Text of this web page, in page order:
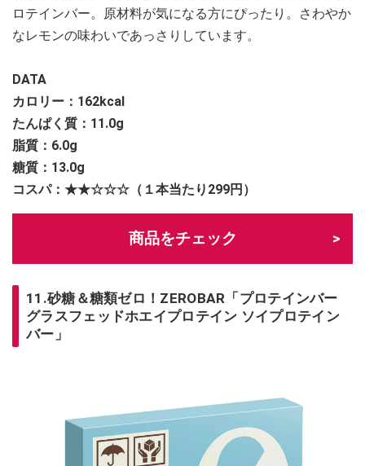
ロテインバー。原材料が気になる方にぴったり。さわやか
なレモンの味わいであっさりしています。
DATA
カロリー： 162kcal
たんぱく質：11.0g
脂質：6.0g
糖質：13.0g
コスパ：★★☆☆☆（１本当たり299円）
商品をチェック
11.砂糖＆糖類ゼロ！ZEROBAR「プロテインバー
グラスフェッドホエイプロテイン ソイプロテイン
バー」